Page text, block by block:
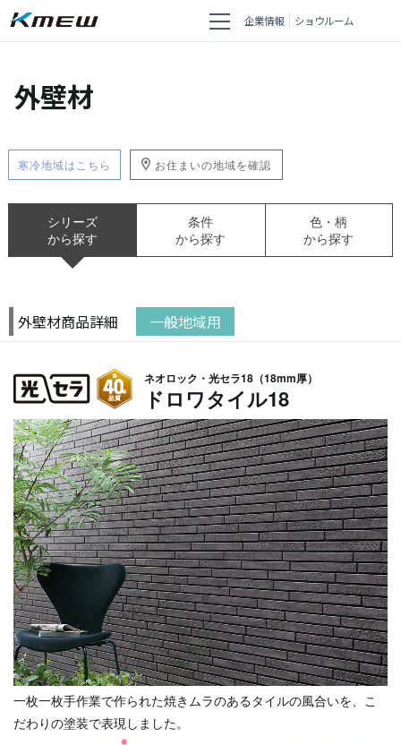
企業情報 ショウルーム
外壁材
寒冷地域はこちら お住まいの地域を確認
シリーズ
から探す
条件
から探す
色・柄
から探す
外壁材商品詳細 一般地域用
ネオロック・光セラ18（18mm厚）
ドロワタイル18
一枚一枚手作業で作られた焼きムラのあるタイルの風合いを、こ
だわりの塗装で表現しました。